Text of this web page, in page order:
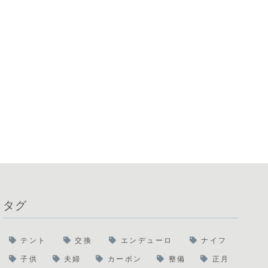
タグ
テント 交換 エンデューロ ナイフ
子供 夫婦 カーボン 整備 正月